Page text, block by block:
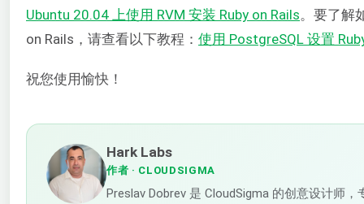
Ubuntu 20.04 上使用 RVM 安装 Ruby on Rails。要了解
on Rails，请查看以下教程： 使用 PostgreSQL 设置
祝您使用愉快！
Hark Labs
作者 · CLOUDSIGMA
Preslav Dobrev 是 CloudSigma 的创意设计师